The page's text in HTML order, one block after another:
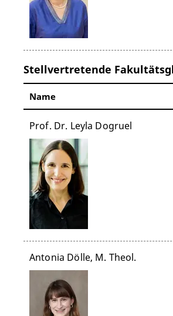
Stellvertretende
Name
Prof. Dr. Leyla Dogruel
Antonia Dölle, M. Theol.